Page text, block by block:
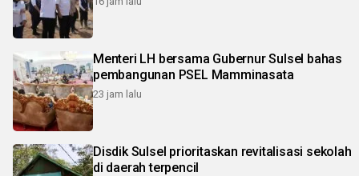
Menteri LH bersama Gubernur Sulsel bahas
pembangunan PSEL Mamminasata
23 jam lalu
Disdik Sulsel prioritaskan revitalisasi sekolah
di daerah terpencil